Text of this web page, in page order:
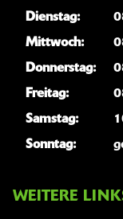
Dienstag:
Mittwoch:
Donnerstag:
Freitag:
Samstag:
Sonntag:
WEITERE